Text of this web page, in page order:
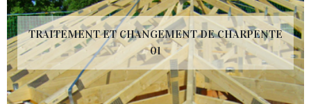
TRAITEMENT ET CHANGEMENT DE CHARPENTE
01